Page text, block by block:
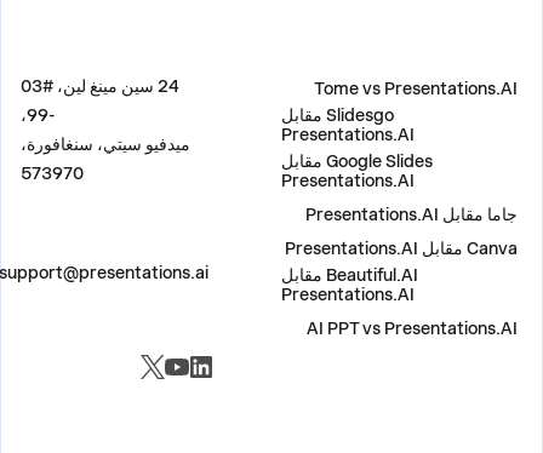
Tome vs Presentations.AI
Slidesgo مقابل
Presentations.AI
Google Slides مقابل
Presentations.AI
جاما مقابل Presentations.AI
Canva مقابل Presentations.AI
Beautiful.AI مقابل
Presentations.AI
AI PPT vs Presentations.AI
24 سين مينغ لين، #03
ميدفيو سيتي، سنغافورة،
573970
support@presentations.ai